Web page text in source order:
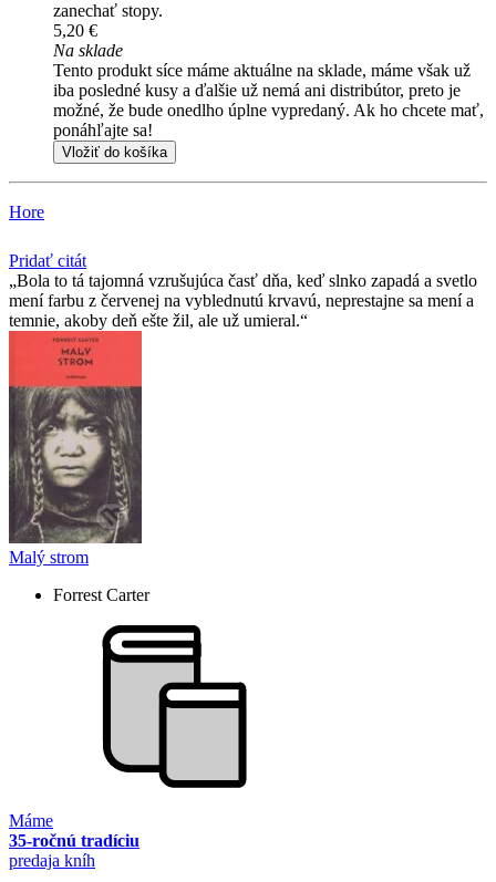
zanechať stopy.
5,20 €
Na sklade
Tento produkt síce máme aktuálne na sklade, máme však už
iba posledné kusy a ďalšie už nemá ani distribútor, preto je
možné, že bude onedlho úplne vypredaný. Ak ho chcete mať,
ponáhľajte sa!
Vložiť do košíka
Hore
Pridať citát
Bola to tá tajomná vzrušujúca časť dňa, keď slnko zapadá a svetlo
mení farbu z červenej na vyblednutú krvavú, neprestajne sa mení a
temnie, akoby deň ešte žil, ale už umieral.
Malý strom
Forrest Carter
Máme
35-ročnú tradíciu
predaja kníh